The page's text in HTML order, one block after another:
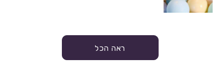
ראה הכל